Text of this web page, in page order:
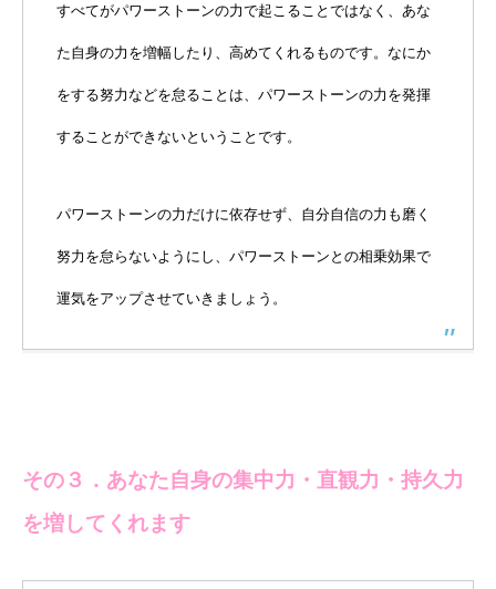
すべてがパワーストーンの力で起こることではなく、あな
た自身の力を増幅したり、高めてくれるものです。なにか
をする努力などを怠ることは、パワーストーンの力を発揮
することができないということです。
パワーストーンの力だけに依存せず、自分自信の力も磨く
努力を怠らないようにし、パワーストーンとの相乗効果で
運気をアップさせていきましょう。
その３．あなた自身の集中力・直観力・持久力
を増してくれます